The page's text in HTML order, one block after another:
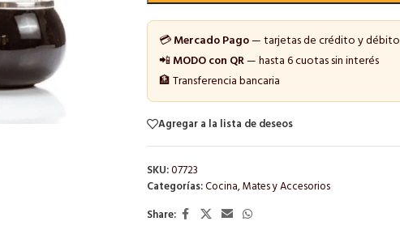
💳Mercado Pago— tarjetas de crédito y débito
📲MODO con QR— hasta 6 cuotas sin interés
🏦 Transferencia bancaria
Agregar a la lista de deseos
SKU:07723
Categorías:Cocina,Mates y Accesorios
Share: